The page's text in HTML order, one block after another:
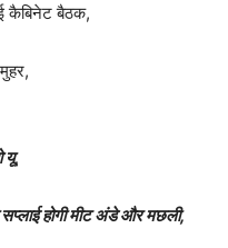
कैबिनेट बैठक,
यू,
सप्लाई होगी मीट अंडे और मछली,